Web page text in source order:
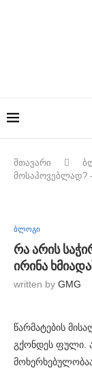
მთავარი
მოსაპოვებლად?
ბლოგი
რა არის
ირინა
written by GMG
წარმატების
გქონდეს ფული.